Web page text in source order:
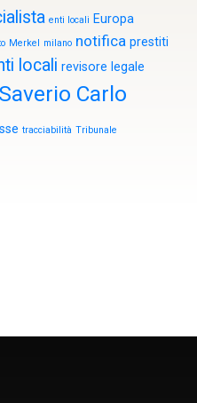
enti locali Europa
Merkel milano notifica prestiti
locali revisore legale
Saverio Carlo
tracciabilità Tribunale